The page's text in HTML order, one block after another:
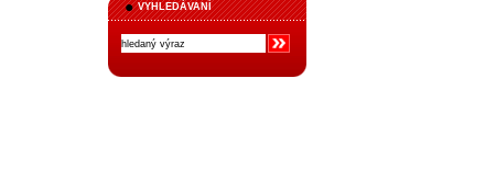
VYHLEDÁVANÍ